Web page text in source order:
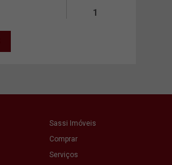
1
Sassi Imóveis
Comprar
Serviços